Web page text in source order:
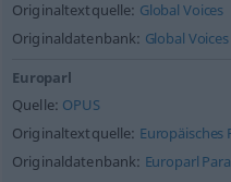
Originaltextquelle: Global Voices
Originaldatenbank: Global
Europarl
Quelle: OPUS
Originaltextquelle: Europäisches
Originaldatenbank: Europarl